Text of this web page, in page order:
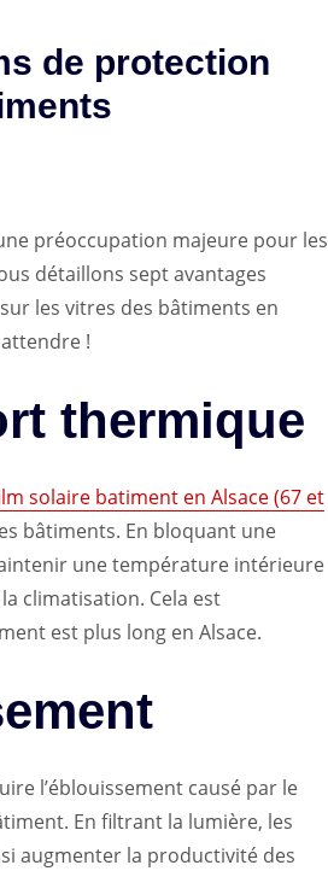
de protection
préoccupation majeure pour les
détaillons sept avantages
les vitres des bâtiments en
!
thermique
solaire batiment en Alsace (67 et
bâtiments. En bloquant une
une température intérieure
climatisation. Cela est
est plus long en Alsace.
l’éblouissement causé par le
En filtrant la lumière, les
augmenter la productivité des